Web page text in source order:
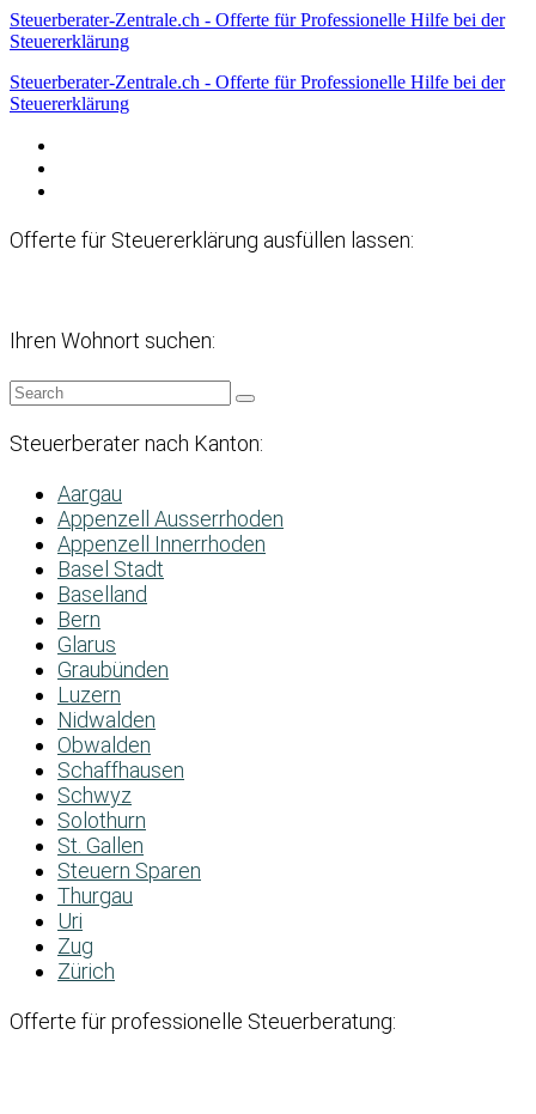
Steuerberater-Zentrale.ch - Offerte für Professionelle Hilfe bei der
Steuererklärung
Steuerberater-Zentrale.ch - Offerte für Professionelle Hilfe bei der
Steuererklärung
Offerte für Steuererklärung ausfüllen lassen:
Ihren Wohnort suchen:
Steuerberater nach Kanton:
Aargau
Appenzell Ausserrhoden
Appenzell Innerrhoden
Basel Stadt
Baselland
Bern
Glarus
Graubünden
Luzern
Nidwalden
Obwalden
Schaffhausen
Schwyz
Solothurn
St. Gallen
Steuern Sparen
Thurgau
Uri
Zug
Zürich
Offerte für professionelle Steuerberatung: